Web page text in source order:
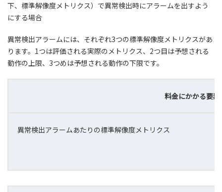
下、標準解像度メトリクス）で異常検出時にアラームを出すよう
にする場合
異常検出アラームには、それぞれ3つの標準解像度メトリクスがあ
ります。1つは評価される実際のメトリクス、2つ目は予想される
動作の上限、3つめは予想される動作の下限です。
料金にかかる要素
異常検出アラームあたりの標準解像度メトリクス